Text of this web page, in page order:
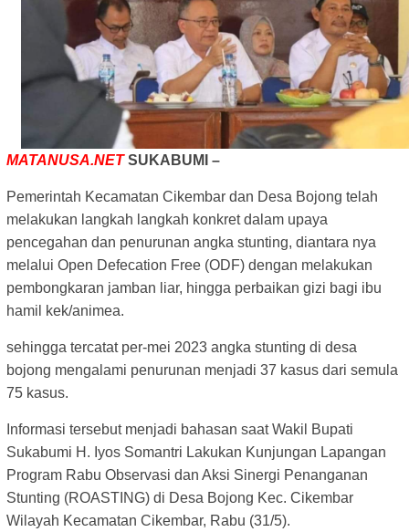
MATANUSA.NETSUKABUMI –
Pemerintah Kecamatan Cikembar dan Desa Bojong telah
melakukan langkah langkah konkret dalam upaya
pencegahan dan penurunan angka stunting, diantara nya
melalui Open Defecation Free (ODF) dengan melakukan
pembongkaran jamban liar, hingga perbaikan gizi bagi ibu
hamil kek/animea.
sehingga tercatat per-mei 2023 angka stunting di desa
bojong mengalami penurunan menjadi 37 kasus dari semula
75 kasus.
Informasi tersebut menjadi bahasan saat Wakil Bupati
Sukabumi H. Iyos Somantri Lakukan Kunjungan Lapangan
Program Rabu Observasi dan Aksi Sinergi Penanganan
Stunting (ROASTING) di Desa Bojong Kec. Cikembar
Wilayah Kecamatan Cikembar, Rabu (31/5).